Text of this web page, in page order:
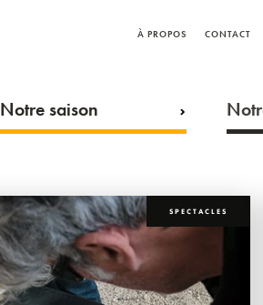
À PROPOS CONTACT
Notre saison
SPECTACLES